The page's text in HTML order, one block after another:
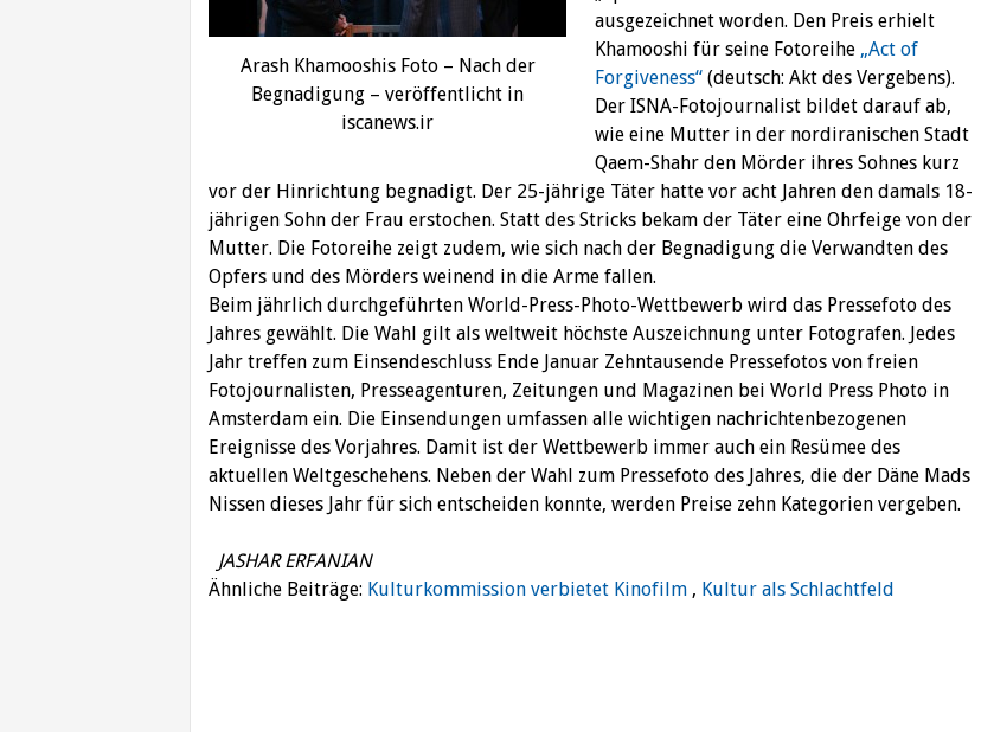
Arash Khamooshis Foto – Nach der
Begnadigung – veröffentlicht in
iscanews.ir
ausgezeichnet worden. Den Preis erhielt
Khamooshi für seine Fotoreihe „Act of
Forgiveness“ (deutsch: Akt des Vergebens).
Der ISNA-Fotojournalist bildet darauf ab,
wie eine Mutter in der nordiranischen Stadt
Qaem-Shahr den Mörder ihres Sohnes kurz
vor der Hinrichtung begnadigt. Der 25-jährige Täter hatte vor acht Jahren den damals 18-
jährigen Sohn der Frau erstochen. Statt des Stricks bekam der Täter eine Ohrfeige von der
Mutter. Die Fotoreihe zeigt zudem, wie sich nach der Begnadigung die Verwandten des
Opfers und des Mörders weinend in die Arme fallen.
Beim jährlich durchgeführten World-Press-Photo-Wettbewerb wird das Pressefoto des
Jahres gewählt. Die Wahl gilt als weltweit höchste Auszeichnung unter Fotografen. Jedes
Jahr treffen zum Einsendeschluss Ende Januar Zehntausende Pressefotos von freien
Fotojournalisten, Presseagenturen, Zeitungen und Magazinen bei World Press Photo in
Amsterdam ein. Die Einsendungen umfassen alle wichtigen nachrichtenbezogenen
Ereignisse des Vorjahres. Damit ist der Wettbewerb immer auch ein Resümee des
aktuellen Weltgeschehens. Neben der Wahl zum Pressefoto des Jahres, die der Däne Mads
Nissen dieses Jahr für sich entscheiden konnte, werden Preise zehn Kategorien vergeben.
JASHAR ERFANIAN
Ähnliche Beiträge: Kulturkommission verbietet Kinofilm , Kultur als Schlachtfeld